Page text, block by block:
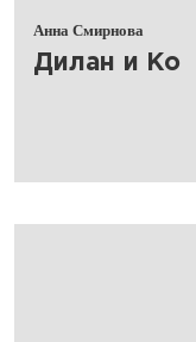
Анна Смирнова
​Дилан и Ко